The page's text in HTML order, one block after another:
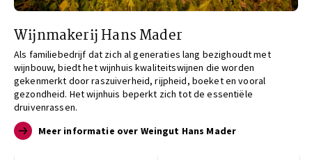
Wijnmakerij Hans Mader
Als familiebedrijf dat zich al generaties lang bezighoudt met
wijnbouw, biedt het wijnhuis kwaliteitswijnen die worden
gekenmerkt door raszuiverheid, rijpheid, boeket en vooral
gezondheid. Het wijnhuis beperkt zich tot de essentiële
druivenrassen.
Meer informatie over Weingut Hans Mader